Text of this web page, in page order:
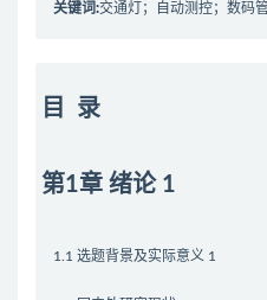
关键词:交通灯；自动测控；数码管
目 录
第1章 绪论 1
1.1 选题背景及实际意义 1